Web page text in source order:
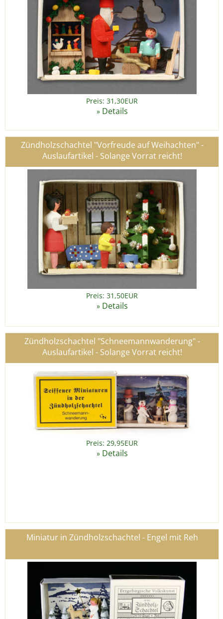
Preis: 31,30EUR
» Details
Zündholzschachtel "Vorfreude auf Weihachten" -
Auslaufartikel - Solange Vorrat reicht!
Preis: 31,50EUR
» Details
Zündholzschachtel "Schneemannwanderung" -
Auslaufartikel - Solange Vorrat reicht!
Preis: 29,95EUR
» Details
Miniatur in Zündholzschachtel - Engel mit Reh